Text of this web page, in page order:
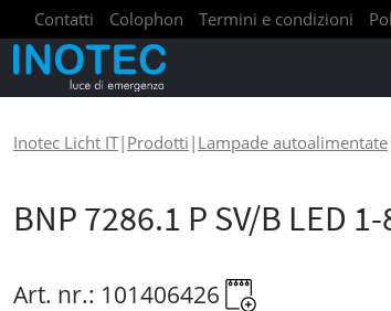
Contatti Colophon Termini e condizioni
Inotec Licht IT| Prodotti | Lampade autoalimentate
BNP 7286.1 P SV/B LED
Art. nr.: 101406426